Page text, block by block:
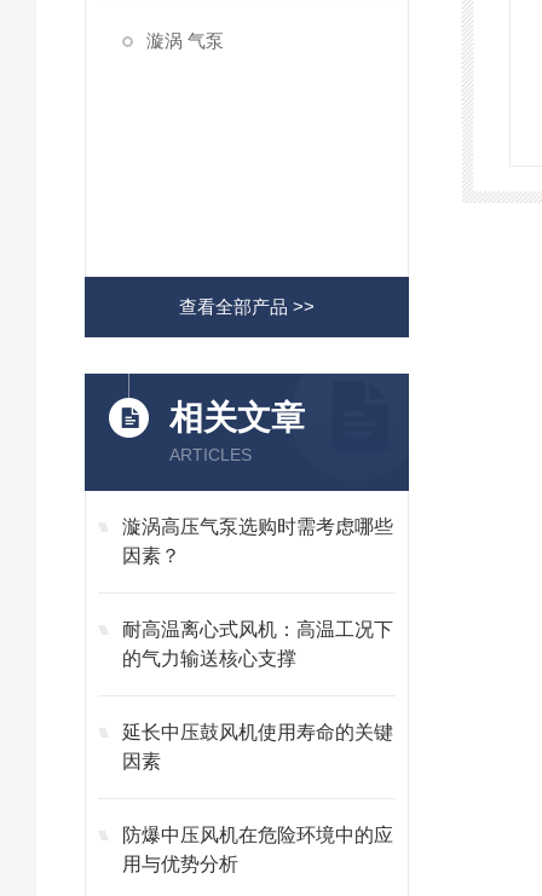
漩涡 气泵
查看全部产品 >>
相关文章
ARTICLES
漩涡高压气泵选购时需考虑哪些
因素？
耐高温离心式风机：高温工况下
的气力输送核心支撑
延长中压鼓风机使用寿命的关键
因素
防爆中压风机在危险环境中的应
用与优势分析